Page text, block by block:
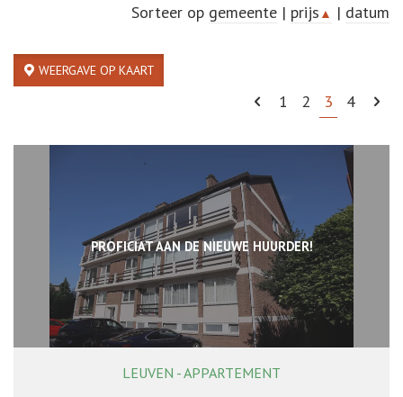
Sorteer op gemeente | prijs ▲ | datum
WEERGAVE OP KAART
1 2 3 4
PROFICIAT AAN DE NIEUWE HUURDER!
78 m² 2 1
LEUVEN - APPARTEMENT